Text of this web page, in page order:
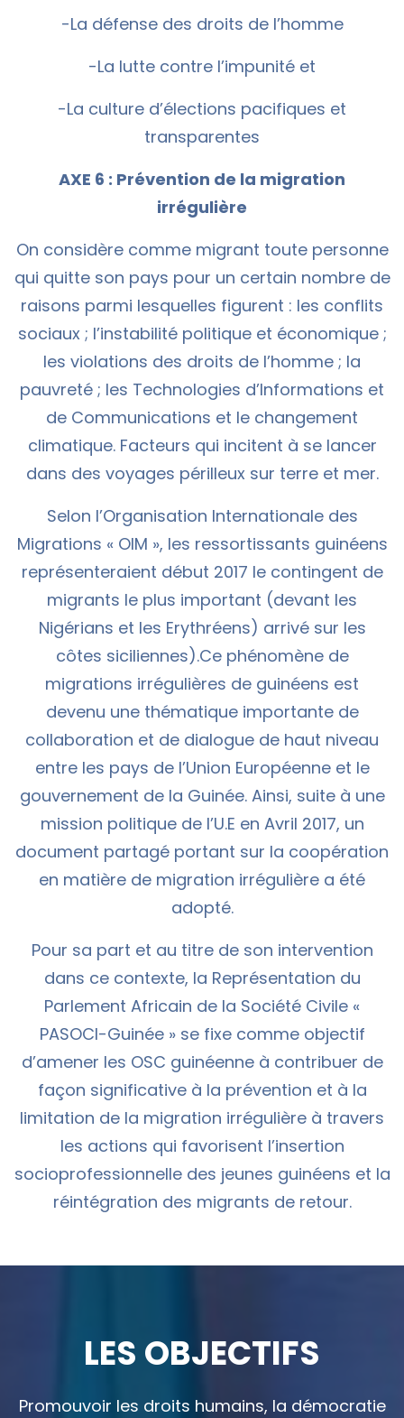
-La défense des droits de l’homme
-La lutte contre l’impunité et
-La culture d’élections pacifiques et
transparentes
AXE 6 : Prévention de la migration
irrégulière
On considère comme migrant toute personne
qui quitte son pays pour un certain nombre de
raisons parmi lesquelles figurent : les conflits
sociaux ; l’instabilité politique et économique ;
les violations des droits de l’homme ; la
pauvreté ; les Technologies d’Informations et
de Communications et le changement
climatique. Facteurs qui incitent à se lancer
dans des voyages périlleux sur terre et mer.
Selon l’Organisation Internationale des
Migrations « OIM », les ressortissants guinéens
représenteraient début 2017 le contingent de
migrants le plus important (devant les
Nigérians et les Erythréens) arrivé sur les
côtes siciliennes).Ce phénomène de
migrations irrégulières de guinéens est
devenu une thématique importante de
collaboration et de dialogue de haut niveau
entre les pays de l’Union Européenne et le
gouvernement de la Guinée. Ainsi, suite à une
mission politique de l’U.E en Avril 2017, un
document partagé portant sur la coopération
en matière de migration irrégulière a été
adopté.
Pour sa part et au titre de son intervention
dans ce contexte, la Représentation du
Parlement Africain de la Société Civile «
PASOCI-Guinée » se fixe comme objectif
d’amener les OSC guinéenne à contribuer de
façon significative à la prévention et à la
limitation de la migration irrégulière à travers
les actions qui favorisent l’insertion
socioprofessionnelle des jeunes guinéens et la
réintégration des migrants de retour.
LES OBJECTIFS
Promouvoir les droits humains, la démocratie